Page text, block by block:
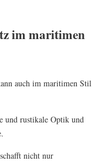
im maritimen
auch im maritimen Stil
und rustikale Optik und
nicht nur